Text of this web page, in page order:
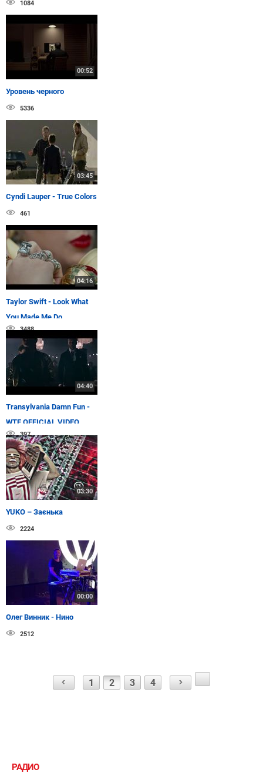
1084
00:52
Уровень черного
5336
03:45
Cyndi Lauper - True Colors
461
04:16
Taylor Swift - Look What
You Made Me Do
3488
04:40
Transylvania Damn Fun -
WTF OFFICIAL VIDEO
397
03:30
YUKO – Заєнька
2224
00:00
Олег Винник - Нино
2512
1 2 3 4
РАДИО